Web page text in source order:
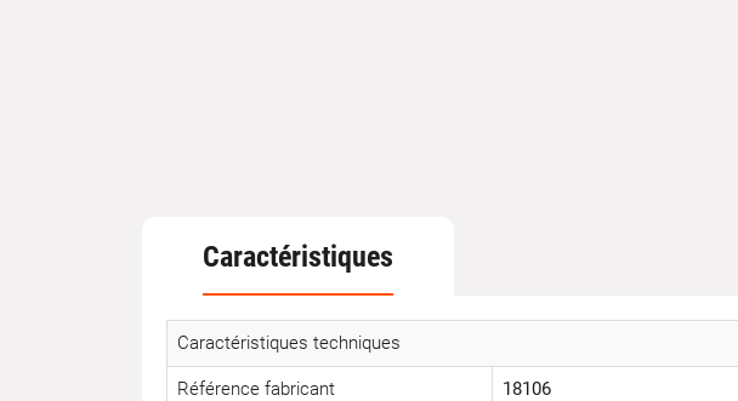
Caractéristiques
Caractéristiques techniques
Référence fabricant 18106